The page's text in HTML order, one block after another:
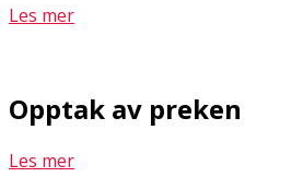
Les mer
Opptak av preken
Les mer